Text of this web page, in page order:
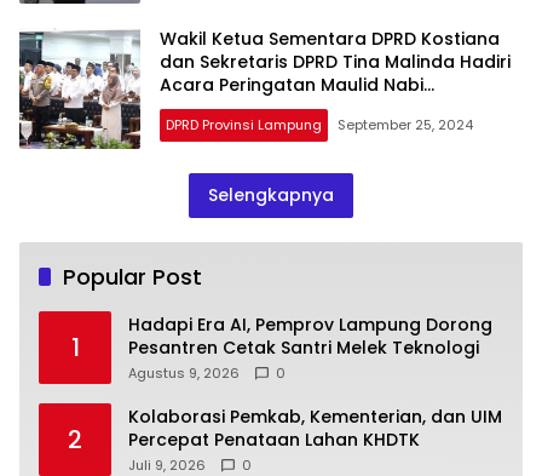
Wakil Ketua Sementara DPRD Kostiana
dan Sekretaris DPRD Tina Malinda Hadiri
Acara Peringatan Maulid Nabi
Muhammad SAW
DPRD Provinsi Lampung September 25, 2024
Selengkapnya
Popular Post
1
Hadapi Era AI, Pemprov Lampung Dorong
Pesantren Cetak Santri Melek Teknologi
Agustus 9, 2026 0
2
Kolaborasi Pemkab, Kementerian, dan UIM
Percepat Penataan Lahan KHDTK
Juli 9, 2026 0